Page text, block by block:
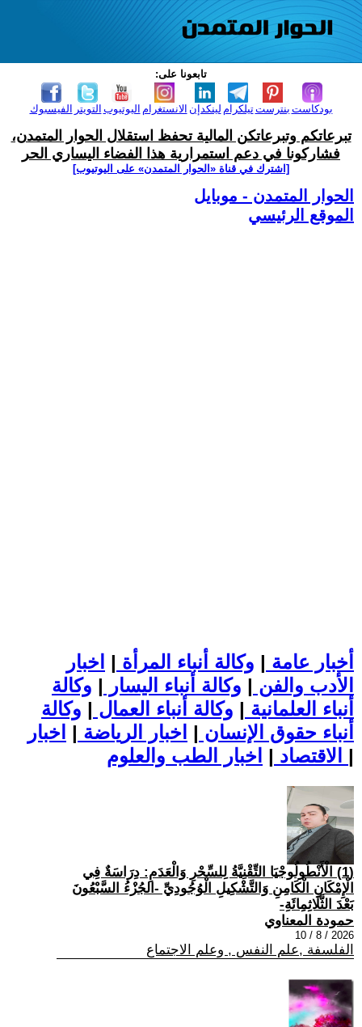
تابعونا على:
الفيسبوك التويتر اليوتيوب الانستغرام لينكدإن تيلكرامبنترست بودكاست
تبرعاتكم وتبرعاتكن المالية تحفظ استقلال الحوار المتمدن،
فشاركونا في دعم استمرارية هذا الفضاء اليساري الحر
[اشترك في قناة ‫«الحوار المتمدن» على اليوتيوب]
الحوار المتمدن - موبايل
الموقع الرئيسي
أخبار عامة | وكالة أنباء المرأة | اخبار
الأدب والفن | وكالة أنباء اليسار | وكالة
أنباء العلمانية | وكالة أنباء العمال | وكالة
أنباء حقوق الإنسان | اخبار الرياضة | اخبار
الاقتصاد | |
(1) الْأَنْطُولُوجْيَا التِّقْنِيَّةُ لِلسِّحْرِ وَالْعَدَمِ: دِرَاسَةٌ فِي
الْإِمْكَانِ الْكَامِنِ وَالتَّشْكِيلِ الْوُجُودِيِّ -الجُزْءُ السَّبْعُونَ
بَعْدَ الثَّلَاثِمِائَةِ-
حمودة المعناوي
2026 / 8 / 10
الفلسفة ,علم النفس , وعلم الاجتماع